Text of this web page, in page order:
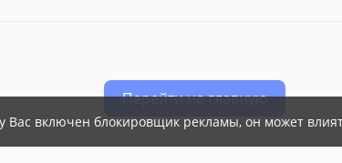
Перейти на главную